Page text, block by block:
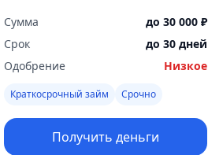
Сумма
до 30 000 ₽
Срок
до 30 дней
Одобрение
Низкое
Краткосрочный займ Срочно
Получить деньги